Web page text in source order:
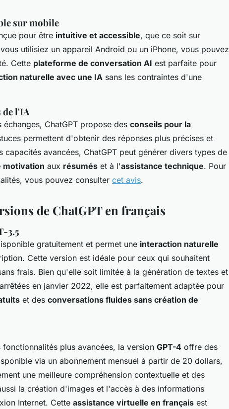
sur mobile
pour être intuitive et accessible, que ce soit sur
utilisiez un appareil Android ou un iPhone, vous pouvez
Cette plateforme de conversation AI est parfaite pour
naturelle avec une IA sans les contraintes d'une
de l'IA
ChatGPT propose des conseils pour la
permettent d'obtenir des réponses plus précises et
capacités avancées, ChatGPT peut générer divers types de
motivation aux résumés et à l'assistance technique. Pour
vous pouvez consulter cet avis.
de ChatGPT en français
3.5
gratuitement et permet une interaction naturelle
Cette version est idéale pour ceux qui souhaitent
frais. Bien qu'elle soit limitée à la génération de textes et
en janvier 2022, elle est parfaitement adaptée pour
et des conversations fluides sans création de
plus avancées, la version GPT-4 offre des
via un abonnement mensuel à partir de 20 dollars,
une meilleure compréhension contextuelle et des
la création d'images et l'accès à des informations
Internet. Cette assistance virtuelle en français est